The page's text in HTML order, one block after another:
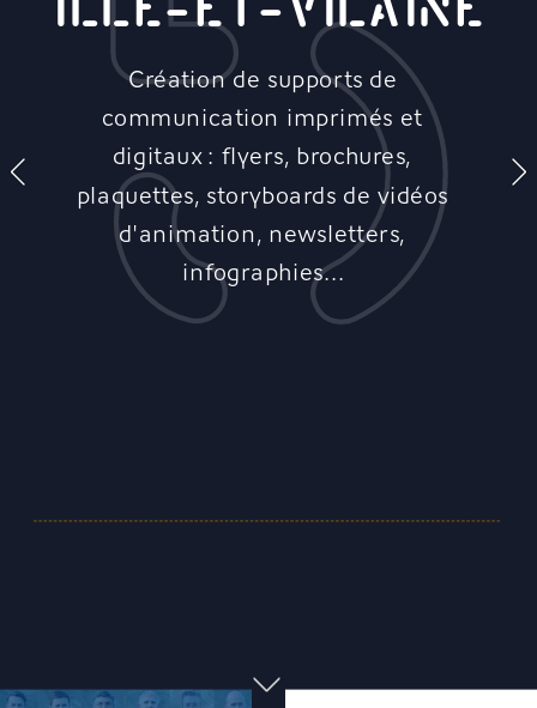
Création de supports de
communication imprimés et
digitaux : flyers, brochures,
plaquettes, storyboards de vidéos
d'animation, newsletters,
infographies...